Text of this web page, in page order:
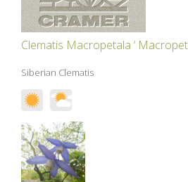
Clematis Macropetala ‘
Siberian Clematis